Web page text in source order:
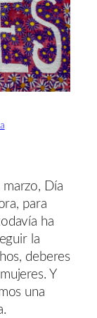
Día
para
ha
la
deberes
Y
una